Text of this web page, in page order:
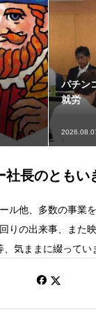
パチン
就労
社長のともい
ル他、多数の事業
りの出来事、また
、気ままに綴ってい